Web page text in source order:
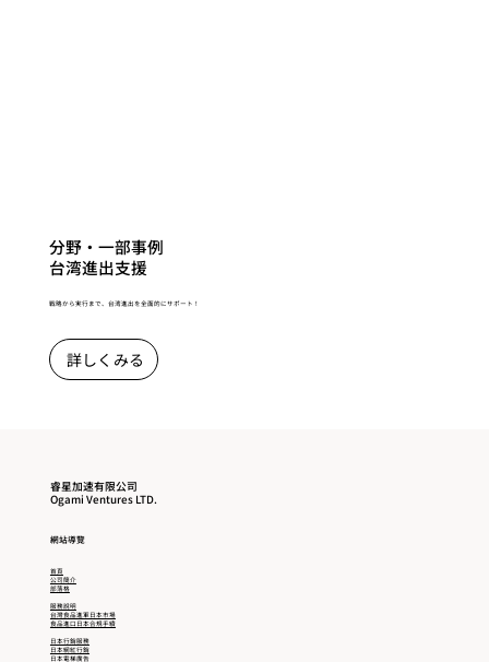
分野・一部事例
台湾進出支援
戦略から実行まで、台湾進出を全面的にサポート！
詳しくみる
睿星加速有限公司
Ogami Ventures LTD.
​網站導覽
首頁
公司簡介
部落格
服務說明
台灣食品進軍日本市場
食品進口日本合規手續
日本行銷服務
日本網紅行銷
日本電梯廣告